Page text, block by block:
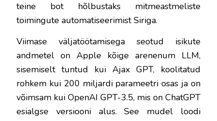
teine ​bot ​hõlbustaks mitmeastmeliste
toimingute automatiseerimist Siriga.
Viimase väljatöötamisega seotud isikute
andmetel on Apple kõige arenenum LLM,
sisemiselt tuntud kui Ajax GPT, koolitatud
rohkem kui 200 miljardi parameetri osas ja on
võimsam kui OpenAI GPT-3.5, mis on ChatGPT
esialgse versiooni alus. See mudel loodi